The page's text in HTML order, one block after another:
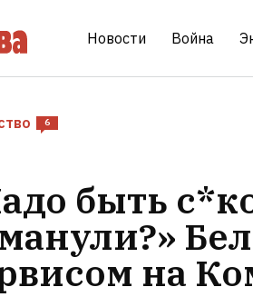
Новости Война
6
быть
на